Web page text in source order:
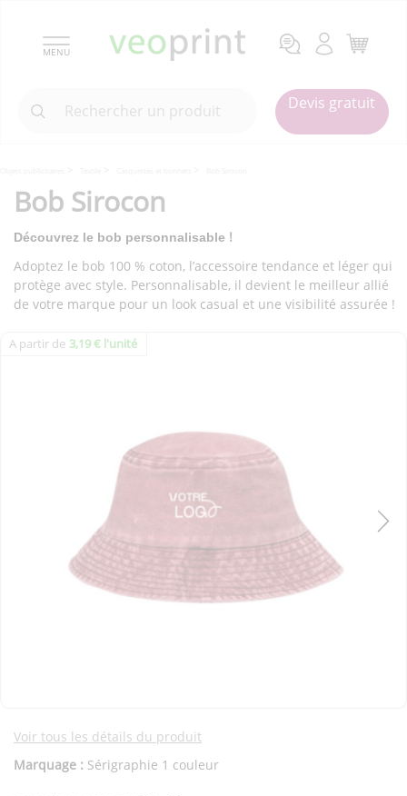
MENU
Devis gratuit
Bob Sirocon
Découvrez le bob personnalisable !
Adoptez le bob 100 % coton, l’accessoire tendance et léger qui
protège avec style. Personnalisable, il devient le meilleur allié
de votre marque pour un look casual et une visibilité assurée !
A partir de 3,19 € l'unité
Voir tous les détails du produit
Marquage : Sérigraphie 1 couleur